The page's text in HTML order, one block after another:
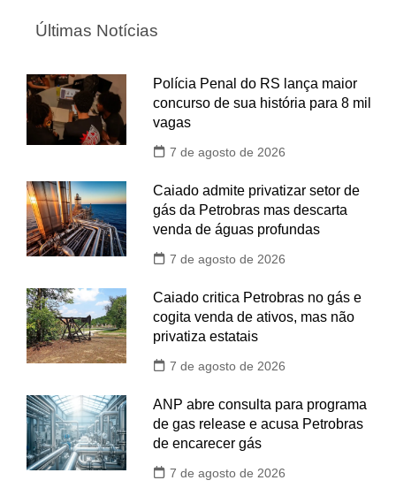
Últimas Notícias
Polícia Penal do RS lança maior
concurso de sua história para 8 mil
vagas
7 de agosto de 2026
Caiado admite privatizar setor de
gás da Petrobras mas descarta
venda de águas profundas
7 de agosto de 2026
Caiado critica Petrobras no gás e
cogita venda de ativos, mas não
privatiza estatais
7 de agosto de 2026
ANP abre consulta para programa
de gas release e acusa Petrobras
de encarecer gás
7 de agosto de 2026